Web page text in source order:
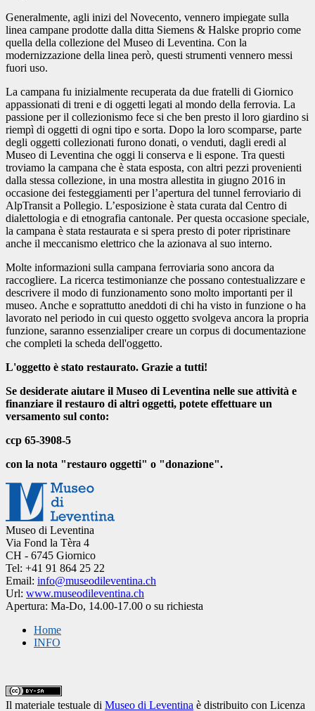
Generalmente, agli inizi del Novecento, vennero impiegate sulla
linea campane prodotte dalla ditta Siemens & Halske proprio come
quella della collezione del Museo di Leventina. Con la
modernizzazione della linea però, questi strumenti vennero messi
fuori uso.
La campana fu inizialmente recuperata da due fratelli di Giornico
appassionati di treni e di oggetti legati al mondo della ferrovia. La
passione per il collezionismo fece si che ben presto il loro giardino si
riempì di oggetti di ogni tipo e sorta. Dopo la loro scomparse, parte
degli oggetti collezionati furono donati, o venduti, dagli eredi al
Museo di Leventina che oggi li conserva e li espone. Tra questi
troviamo la campana che è stata esposta, con altri pezzi provenienti
dalla stessa collezione, in una mostra allestita in giugno 2016 in
occasione dei festeggiamenti per l’apertura del tunnel ferroviario di
AlpTransit a Pollegio. L’esposizione è stata curata dal Centro di
dialettologia e di etnografia cantonale. Per questa occasione speciale,
la campana è stata restaurata e si spera presto di poter ripristinare
anche il meccanismo elettrico che la azionava al suo interno.
Molte informazioni sulla campana ferroviaria sono ancora da
raccogliere. La ricerca testimonianze che possano contestualizzare e
descrivere il modo di funzionamento sono molto importanti per il
museo. Anche e soprattutto aneddoti di chi ha visto in funzione o ha
lavorato nel periodo in cui questo oggetto svolgeva ancora la propria
funzione, saranno essenzialiper creare un corpus di documentazione
che completi la scheda dell'oggetto.
L'oggetto è stato restaurato. Grazie a tutti!
Se desiderate aiutare il Museo di Leventina nelle sue attività e
finanziare il restauro di altri oggetti, potete effettuare un
versamento sul conto:
ccp 65-3908-5
con la nota "restauro oggetti" o "donazione".
Museo di Leventina
Via Fond la Tèra 4
CH - 6745 Giornico
Tel: +41 91 864 25 22
Email: info@museodileventina.ch
Url: www.museodileventina.ch
Apertura: Ma-Do, 14.00-17.00 o su richiesta
Home
INFO
Il materiale testuale di Museo di Leventina è distribuito con Licenza